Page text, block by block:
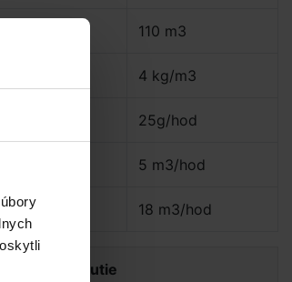
110 m3
4 kg/m3
chlóru: 25g/hod
5 m3/hod
18 m3/hod
na stiahnutie